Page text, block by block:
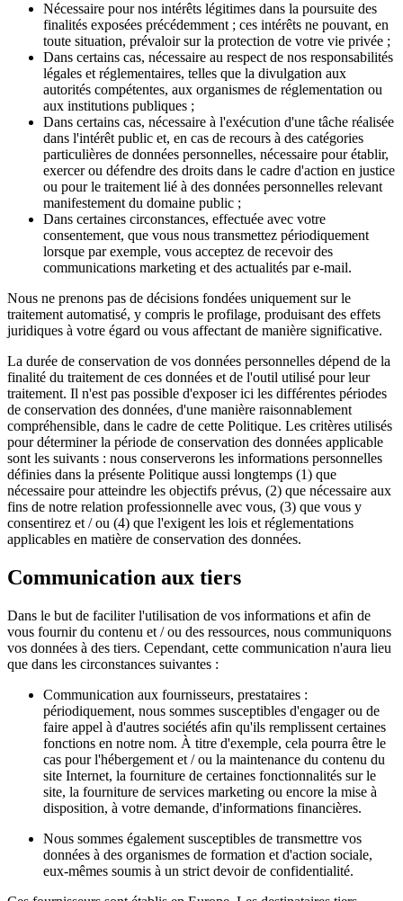
Nécessaire pour nos intérêts légitimes dans la poursuite des
finalités exposées précédemment ; ces intérêts ne pouvant, en
toute situation, prévaloir sur la protection de votre vie privée ;
Dans certains cas, nécessaire au respect de nos responsabilités
légales et réglementaires, telles que la divulgation aux
autorités compétentes, aux organismes de réglementation ou
aux institutions publiques ;
Dans certains cas, nécessaire à l'exécution d'une tâche réalisée
dans l'intérêt public et, en cas de recours à des catégories
particulières de données personnelles, nécessaire pour établir,
exercer ou défendre des droits dans le cadre d'action en justice
ou pour le traitement lié à des données personnelles relevant
manifestement du domaine public ;
Dans certaines circonstances, effectuée avec votre
consentement, que vous nous transmettez périodiquement
lorsque par exemple, vous acceptez de recevoir des
communications marketing et des actualités par e-mail.
Nous ne prenons pas de décisions fondées uniquement sur le
traitement automatisé, y compris le profilage, produisant des effets
juridiques à votre égard ou vous affectant de manière significative.
La durée de conservation de vos données personnelles dépend de la
finalité du traitement de ces données et de l'outil utilisé pour leur
traitement. Il n'est pas possible d'exposer ici les différentes périodes
de conservation des données, d'une manière raisonnablement
compréhensible, dans le cadre de cette Politique. Les critères utilisés
pour déterminer la période de conservation des données applicable
sont les suivants : nous conserverons les informations personnelles
définies dans la présente Politique aussi longtemps (1) que
nécessaire pour atteindre les objectifs prévus, (2) que nécessaire aux
fins de notre relation professionnelle avec vous, (3) que vous y
consentirez et / ou (4) que l'exigent les lois et réglementations
applicables en matière de conservation des données.
Communication aux tiers
Dans le but de faciliter l'utilisation de vos informations et afin de
vous fournir du contenu et / ou des ressources, nous communiquons
vos données à des tiers. Cependant, cette communication n'aura lieu
que dans les circonstances suivantes :
Communication aux fournisseurs, prestataires :
périodiquement, nous sommes susceptibles d'engager ou de
faire appel à d'autres sociétés afin qu'ils remplissent certaines
fonctions en notre nom. À titre d'exemple, cela pourra être le
cas pour l'hébergement et / ou la maintenance du contenu du
site Internet, la fourniture de certaines fonctionnalités sur le
site, la fourniture de services marketing ou encore la mise à
disposition, à votre demande, d'informations financières.
Nous sommes également susceptibles de transmettre vos
données à des organismes de formation et d'action sociale,
eux-mêmes soumis à un strict devoir de confidentialité.